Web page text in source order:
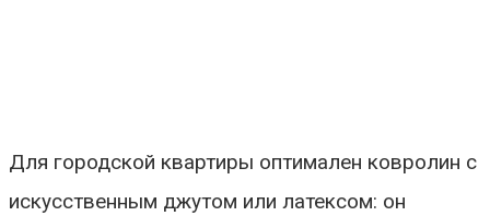
Для городской квартиры оптимален ковролин с
искусственным джутом или латексом: он